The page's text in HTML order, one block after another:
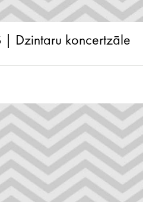
| Dzintaru koncertzāle